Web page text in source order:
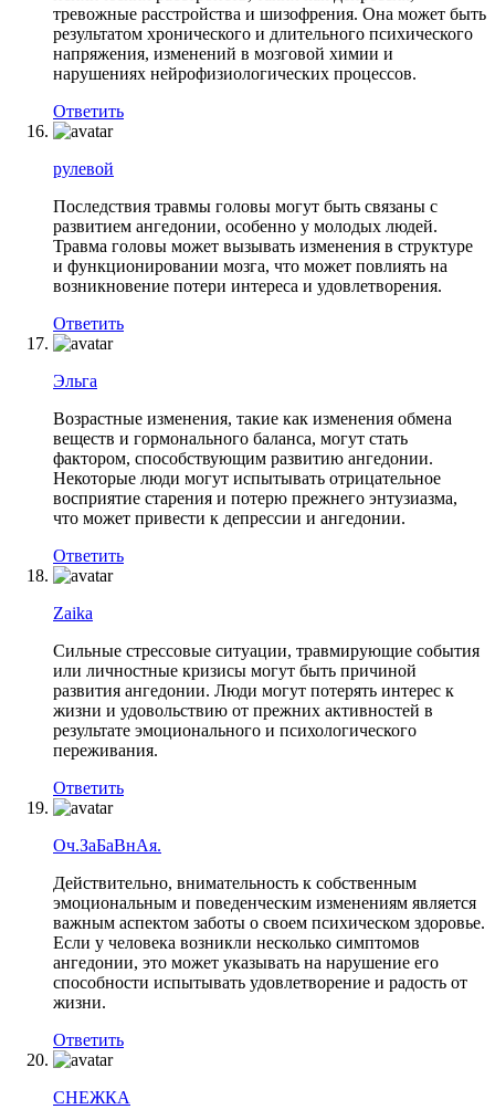
тревожные расстройства и шизофрения. Она может быть
результатом хронического и длительного психического
напряжения, изменений в мозговой химии и
нарушениях нейрофизиологических процессов.
Ответить
рулевой
Последствия травмы головы могут быть связаны с
развитием ангедонии, особенно у молодых людей.
Травма головы может вызывать изменения в структуре
и функционировании мозга, что может повлиять на
возникновение потери интереса и удовлетворения.
Ответить
Эльга
Возрастные изменения, такие как изменения обмена
веществ и гормонального баланса, могут стать
фактором, способствующим развитию ангедонии.
Некоторые люди могут испытывать отрицательное
восприятие старения и потерю прежнего энтузиазма,
что может привести к депрессии и ангедонии.
Ответить
Zaika
Сильные стрессовые ситуации, травмирующие события
или личностные кризисы могут быть причиной
развития ангедонии. Люди могут потерять интерес к
жизни и удовольствию от прежних активностей в
результате эмоционального и психологического
переживания.
Ответить
Оч.ЗаБаВнАя.
Действительно, внимательность к собственным
эмоциональным и поведенческим изменениям является
важным аспектом заботы о своем психическом здоровье.
Если у человека возникли несколько симптомов
ангедонии, это может указывать на нарушение его
способности испытывать удовлетворение и радость от
жизни.
Ответить
СНЕЖКА